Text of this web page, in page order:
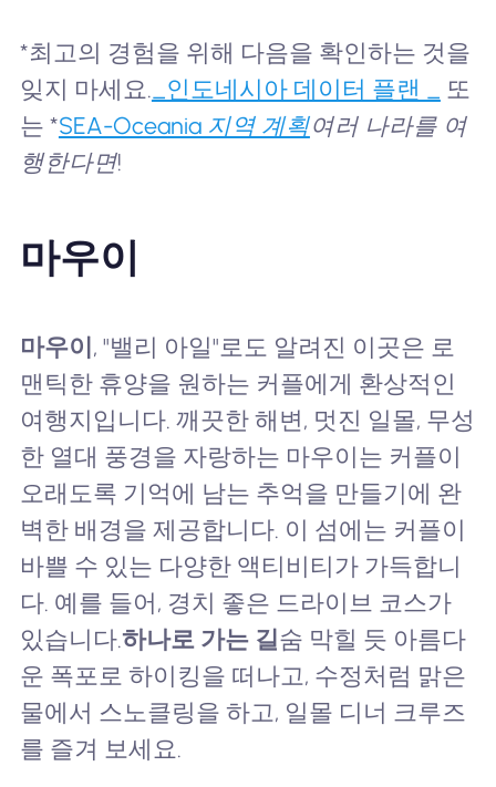
*최고의 경험을 위해 다음을 확인하는 것을
잊지 마세요._인도네시아 데이터 플랜 _ 또
는 *SEA-Oceania 지역 계획여러 나라를 여
행한다면!
마우이
마우이 , "밸리 아일"로도 알려진 이곳은 로
맨틱한 휴양을 원하는 커플에게 환상적인
여행지입니다. 깨끗한 해변, 멋진 일몰, 무성
한 열대 풍경을 자랑하는 마우이는 커플이
오래도록 기억에 남는 추억을 만들기에 완
벽한 배경을 제공합니다. 이 섬에는 커플이
바쁠 수 있는 다양한 액티비티가 가득합니
다. 예를 들어, 경치 좋은 드라이브 코스가
있습니다.하나로 가는 길 숨 막힐 듯 아름다
운 폭포로 하이킹을 떠나고, 수정처럼 맑은
물에서 스노클링을 하고, 일몰 디너 크루즈
를 즐겨 보세요.